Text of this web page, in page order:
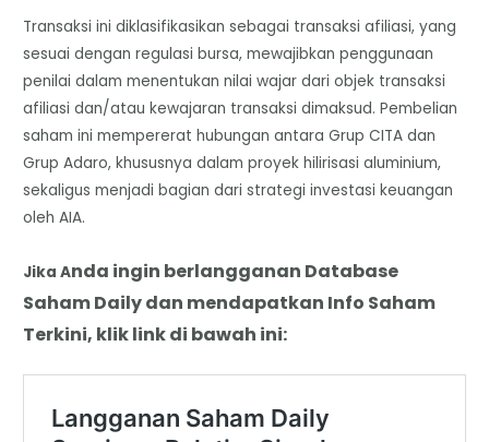
Transaksi ini diklasifikasikan sebagai transaksi afiliasi, yang
sesuai dengan regulasi bursa, mewajibkan penggunaan
penilai dalam menentukan nilai wajar dari objek transaksi
afiliasi dan/atau kewajaran transaksi dimaksud. Pembelian
saham ini mempererat hubungan antara Grup CITA dan
Grup Adaro, khususnya dalam proyek hilirisasi aluminium,
sekaligus menjadi bagian dari strategi investasi keuangan
oleh AIA.
Jika Anda ingin berlangganan Database
Saham Daily dan mendapatkan Info Saham
Terkini, klik link di bawah ini: